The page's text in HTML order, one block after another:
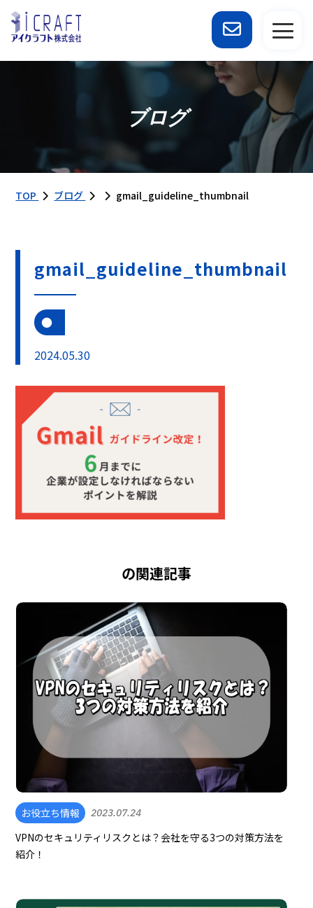
ブログ
TOP ブログ gmail_guideline_thumbnail
gmail_guideline_thumbnail
2024.05.30
の関連記事
お役立ち情報 2023.07.24
VPNのセキュリティリスクとは？会社を守る3つの対策方法を
紹介！